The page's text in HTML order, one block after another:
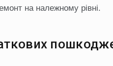
на належному рівні.